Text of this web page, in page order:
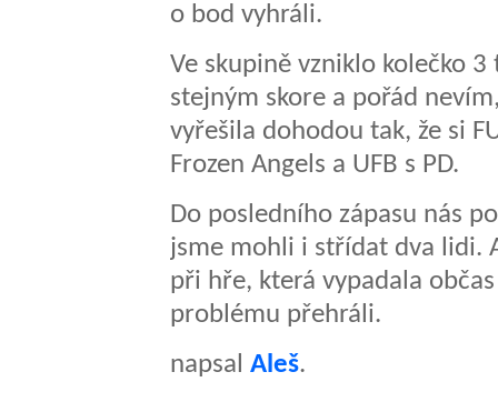
o bod vyhráli.
Ve skupině vzniklo kolečko
stejným skore a pořád
vyřešila dohodou tak, že si
Frozen Angels a UFB s PD.
Do posledního zápasu nás
jsme mohli i střídat dva lidi.
při hře, která vypadala
problému přehráli.
napsal Aleš.